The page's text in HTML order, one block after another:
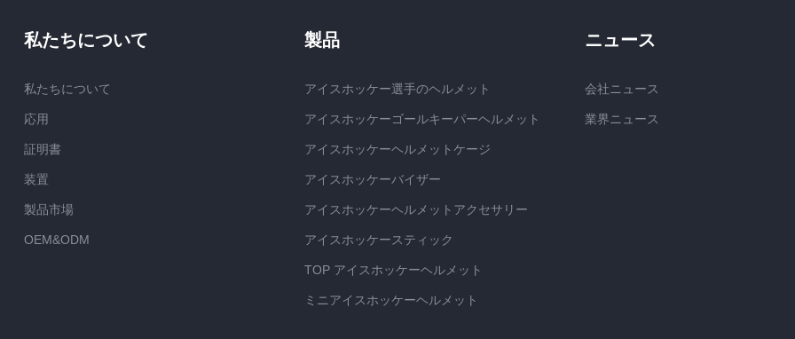
私たちについて
私たちについて
応用
証明書
装置
製品市場
OEM&ODM
製品
アイスホッケー選手のヘルメット
アイスホッケーゴールキーパーヘルメット
アイスホッケーヘルメットケージ
アイスホッケーバイザー
アイスホッケーヘルメットアクセサリー
アイスホッケースティック
TOP アイスホッケーヘルメット
ミニアイスホッケーヘルメット
ニュース
会社ニュース
業界ニュース